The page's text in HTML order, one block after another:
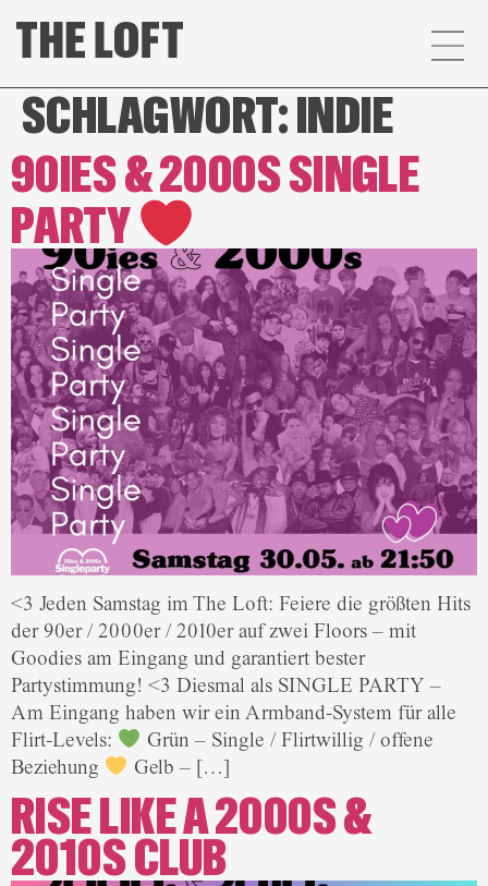
SCHLAGWORT: INDIE
90IES & 2000S SINGLE
PARTY
<3 Jeden Samstag im The Loft: Feiere die größten Hits
der 90er / 2000er / 2010er auf zwei Floors – mit
Goodies am Eingang und garantiert bester
Partystimmung! <3 Diesmal als SINGLE PARTY –
Am Eingang haben wir ein Armband-System für alle
Flirt-Levels:
Grün – Single / Flirtwillig / offene
Beziehung
Gelb – […]
RISE LIKE A 2000S &
2010S CLUB